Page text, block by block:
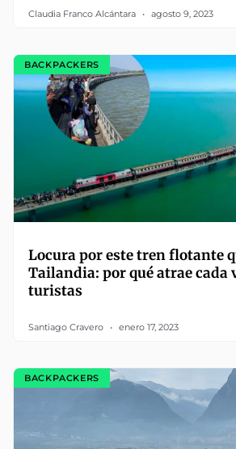
Claudia Franco Alcántara agosto 9, 2023
BACKPACKERS
Locura por este tren flotante
Tailandia: por qué atrae cada
turistas
Santiago Cravero enero 17, 2023
BACKPACKERS